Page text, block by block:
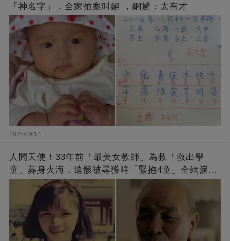
「神名字」，全家拍案叫絕 ，網驚：太有才
2025/09/14
人間天使！33年前「最美女教師」為救「救出學
童」葬身火海，遺骸被尋獲時「緊抱4童」全網淚
崩：真正的英雄不該被遺忘